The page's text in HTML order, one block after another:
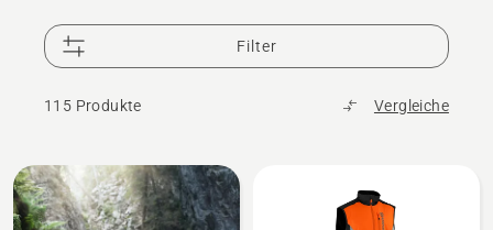
jede Herausforderung bestens gerüstet sind.
Filter
115 Produkte Vergleiche
Alle
Produkte